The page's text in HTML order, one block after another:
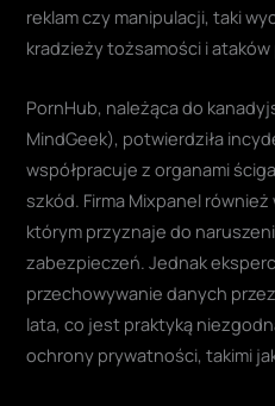
reklam czy manipulacji, taki
kradzieży tożsamości i
PornHub, należąca do
MindGeek), potwierdziła
współpracuje z organami
szkód. Firma Mixpanel
którym przyznaje do
zabezpieczeń. Jednak
przechowywanie danych
lata, co jest praktyką
ochrony prywatności, takimi